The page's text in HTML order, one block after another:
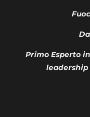
Primo Esperto